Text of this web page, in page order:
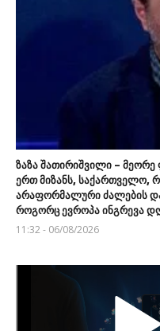
ზაზა შათირიშვილი –
ერთ მიზანს, საქართველო,
არაფორმალური ძალების
როგორც ევროპა ინგრევა
11:32 - 06/08/2026